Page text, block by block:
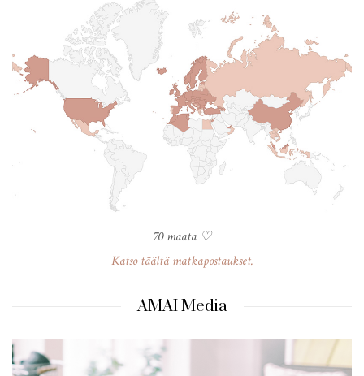
70 maata ♡
Katso täältä matkapostaukset.
AMAI Media